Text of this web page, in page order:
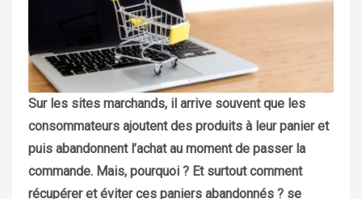
Sur les sites marchands, il arrive souvent que les
consommateurs ajoutent des produits à leur panier et
puis abandonnent l’achat au moment de passer la
commande. Mais, pourquoi ? Et surtout comment
récupérer et éviter ces paniers abandonnés ? se